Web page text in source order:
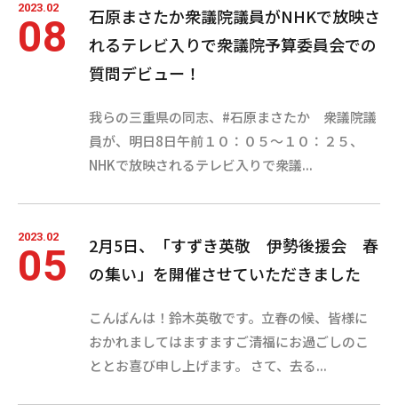
2023.02
08
石原まさたか衆議院議員がNHKで放映さ
れるテレビ入りで衆議院予算委員会での
質問デビュー！
我らの三重県の同志、#石原まさたか 衆議院議
員が、明日8日午前１０：０５〜１０：２５、
NHKで放映されるテレビ入りで衆議...
2023.02
05
2月5日、「すずき英敬 伊勢後援会 春
の集い」を開催させていただきました
こんばんは！鈴木英敬です。立春の候、皆様に
おかれましてはますますご清福にお過ごしのこ
ととお喜び申し上げます。 さて、去る...